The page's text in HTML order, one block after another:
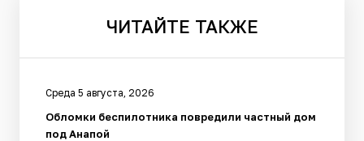
ЧИТАЙТЕ ТАКЖЕ
Среда 5 августа, 2026
Обломки беспилотника повредили частный дом
под Анапой